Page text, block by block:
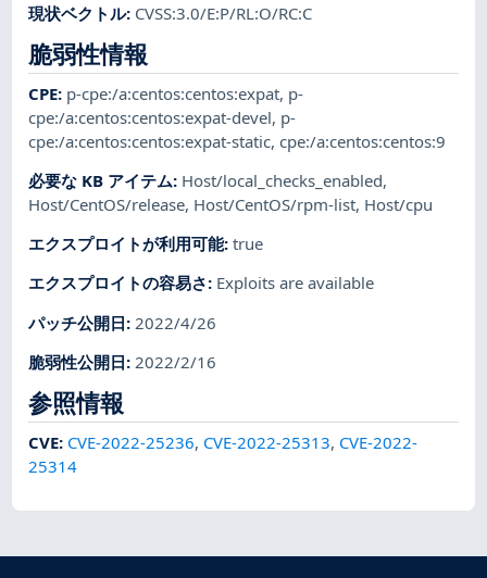
現状ベクトル: CVSS:3.0/E:P/RL:O/RC:C
脆弱性情報
CPE: p-cpe:/a:centos:centos:expat, p-
cpe:/a:centos:centos:expat-devel, p-
cpe:/a:centos:centos:expat-static,cpe:/a:centos:centos:9
必要な KB アイテム: Host/local_checks_enabled,
Host/CentOS/release, Host/CentOS/rpm-list, Host/cpu
エクスプロイトが利用可能:true
エクスプロイトの容易さ: Exploits are available
パッチ公開日: 2022/4/26
脆弱性公開日:2022/2/16
参照情報
CVE: CVE-2022-25236, CVE-2022-25313, CVE-2022-
25314